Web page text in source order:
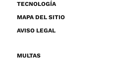
TECNOLOGÍA
MAPA DEL SITIO
AVISO LEGAL
MULTAS